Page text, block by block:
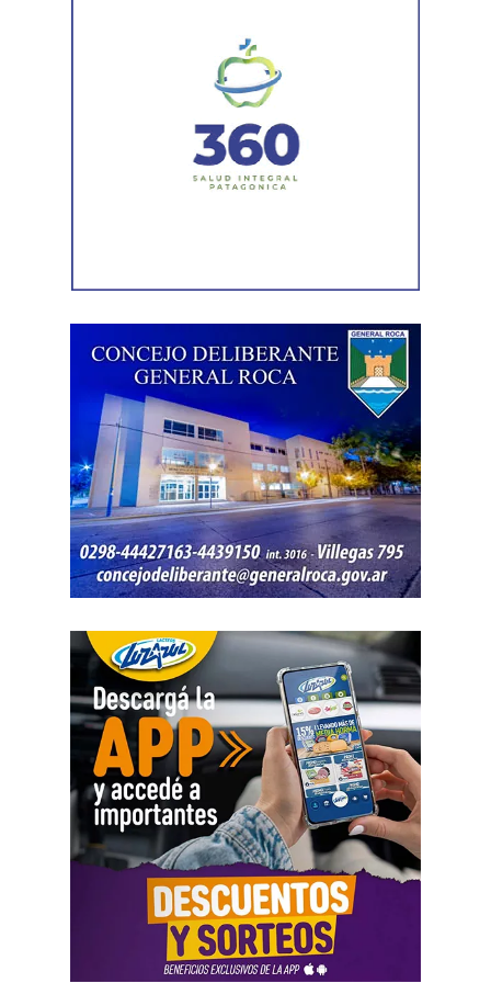
la magistrada explicó que el
desistimiento es una forma de poner fin
anticipadamente a un proceso judicial cuando una de
las partes decide no continuar con la acción.
Agregó que el Código Procesal Civil y Comercial autoriza
esa posibilidad siempre que, si la demanda ya fue
concretado, la jueza entendió que estaban cumplidos
todos los requisitos legales para admitir el desistimiento y
declarar extinguido el proceso.
«En virtud de ello entiendo que se encuentran
configurados los recaudos previstos en el artículo 278,
para que opere el desistimiento del proceso por voluntad
de la parte», explicó. Además, se estableció que las
actuaciones permanezcan archivadas en formato digital,
conforme a la normativa vigente del Poder Judicial de Río
Negro.